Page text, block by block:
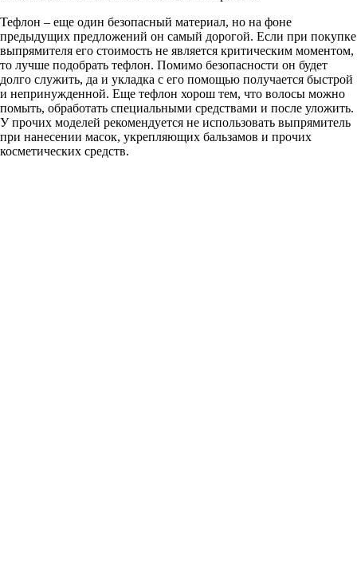
Тефлон – еще один безопасный материал, но на фоне
предыдущих предложений он самый дорогой. Если при покупке
выпрямителя его стоимость не является критическим моментом,
то лучше подобрать тефлон. Помимо безопасности он будет
долго служить, да и укладка с его помощью получается быстрой
и непринужденной. Еще тефлон хорош тем, что волосы можно
помыть, обработать специальными средствами и после уложить.
У прочих моделей рекомендуется не использовать выпрямитель
при нанесении масок, укрепляющих бальзамов и прочих
косметических средств.